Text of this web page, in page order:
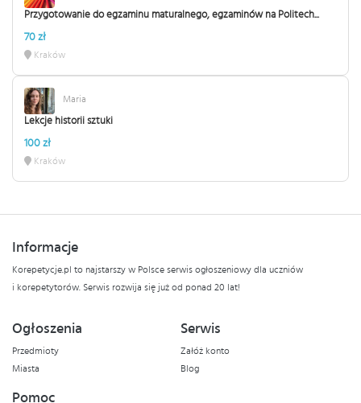
Przygotowanie do egzaminu maturalnego, egzaminów na Politech...
70 zł
Kraków
Maria
Lekcje historii sztuki
100 zł
Kraków
Informacje
Korepetycje.pl to najstarszy w Polsce serwis ogłoszeniowy dla uczniów
i korepetytorów. Serwis rozwija się już od ponad 20 lat!
Ogłoszenia
Przedmioty
Miasta
Serwis
Załóż konto
Blog
Pomoc